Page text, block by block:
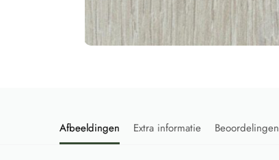
Afbeeldingen Extra informatie Beoordelingen